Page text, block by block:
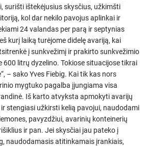
surišti ištekėjusius skysčius, užkimšti
kol dar nekilo pavojus aplinkai ir
24 valandas per parą ir septynias
kurį laiką turėjome didelę avariją, kai
į sunkvežimį ir prakirto sunkvežimio
600 litrų dyzelino. Tokiose situacijose tikrai
– sako Yves Fiebig. Kai tik kas nors
mygtuko pagalba įjungiama visa
Iš karto atvyksta apmokyti avarijų
stengiasi užkirsti kelią pavojui, naudodami
pavyzdžiui, avarinių konteinerių
ir pan. Jei skysčiai jau pateko į
naudodamasis atitinkamais įrankiais,